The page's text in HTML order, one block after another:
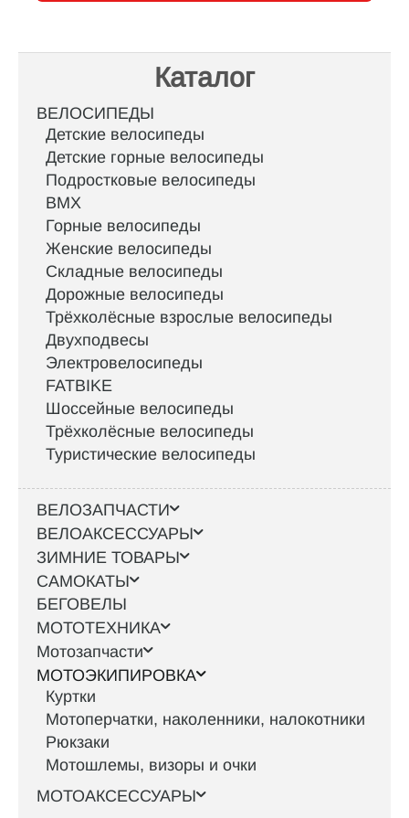
Каталог
ВЕЛОСИПЕДЫ
Детские велосипеды
Детские горные велосипеды
Подростковые велосипеды
BMX
Горные велосипеды
Женские велосипеды
Складные велосипеды
Дорожные велосипеды
Трёхколёсные взрослые велосипеды
Двухподвесы
Электровелосипеды
FATBIKE
Шоссейные велосипеды
Трёхколёсные велосипеды
Туристические велосипеды
ВЕЛОЗАПЧАСТИ
ВЕЛОАКСЕССУАРЫ
ЗИМНИЕ ТОВАРЫ
САМОКАТЫ
БЕГОВЕЛЫ
МОТОТЕХНИКА
Мотозапчасти
МОТОЭКИПИРОВКА
Куртки
Мотоперчатки, наколенники, налокотники
Рюкзаки
Мотошлемы, визоры и очки
МОТОАКСЕССУАРЫ